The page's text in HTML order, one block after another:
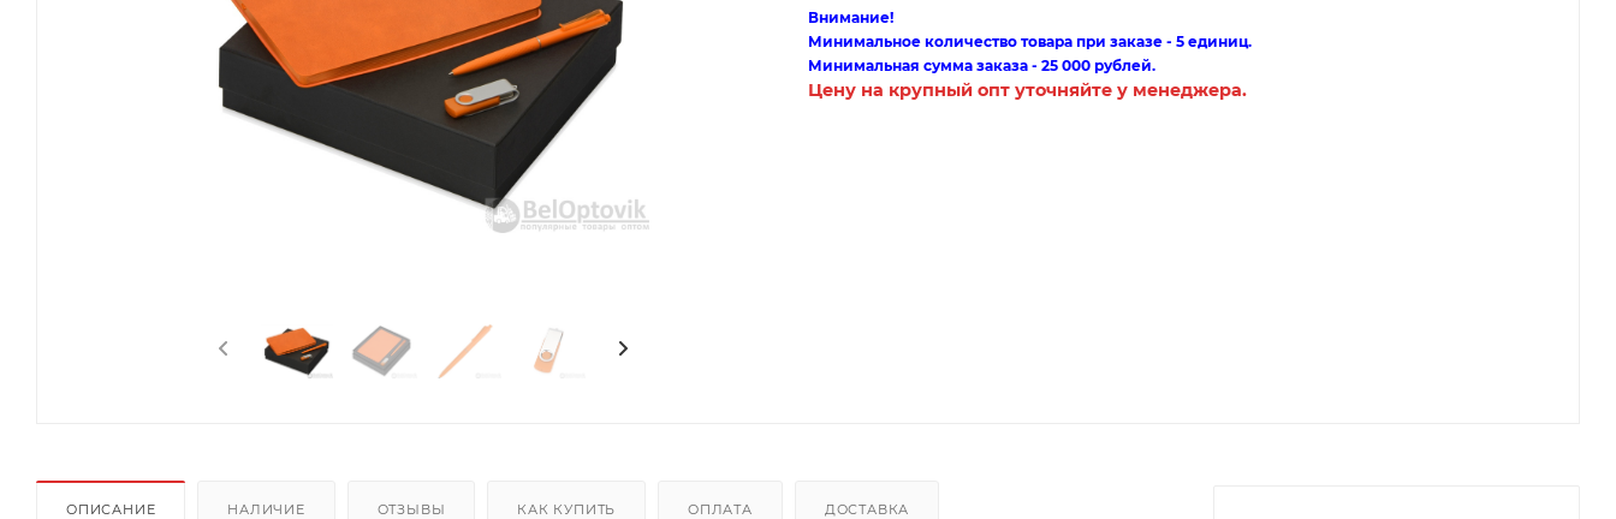
Внимание!
Минимальное количество товара при заказе - 5 единиц.
Минимальная сумма заказа - 25 000 рублей.
Цену на крупный опт уточняйте у менеджера.
ОПИСАНИЕ НАЛИЧИЕ ОТЗЫВЫ КАК КУПИТЬ ОПЛАТА ДОСТАВКА